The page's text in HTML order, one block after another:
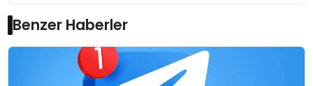
Benzer Haberler